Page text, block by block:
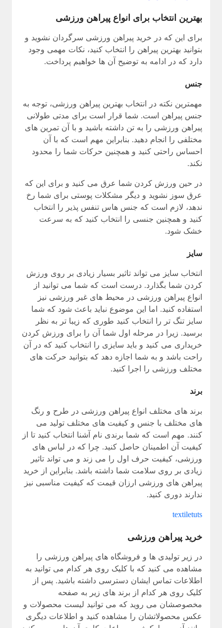
بهترین انتخاب برای انواع پیراهن ورزشی
برای این که در خرید پیراهن ورزشی سرگردان نشوید و
بتوانید بهترین پیراهن را انتخاب کنید، نکات مهمی وجود
دارد که در ادامه به توضیح آن ها خواهیم پرداخت.
جنس
مهمترین نکته در انتخاب بهترین پیراهن ورزشی، توجه به
جنس پیراهن است. شما قرار است برای مدتی طولانی
پیراهن ورزشی را به تن داشته باشید و با آن تمرین های
مختلفی را انجام دهید. بنابراین مهم است که با آن
احساس راحتی کنید و همچنین حرکات شما را محدود
نکند.
در حین ورزش کردن شما عرق می کنید و برای این که
عرق سوز نشوید و دیگر مشکلات پوستی برای شما رخ
ندهد، لازم است که جنس هاس تنفس پذیر را انتخاب
کنید و همچنین جنسی را انتخاب کنید که به سرعت
خشک شود.
سایز
انتخاب سایز می تواند تاثیر بسیار زیادی بر روی ورزش
کردن شما بگذارد. درست است که شما می توانید از
انواع پیراهن ورزشی در محیط های غیر ورزشی نیز
استفاده کنید. اما این موضوع نباید باعث شود که شما
سایز تنگ تر را انتخاب کنید طوری که زیبا تر به نظر
برسید. زیرا در مرحله اول شما آن را برای ورزش کردن
خریداری می کنید و باید سایزی را انتخاب کنید که در آن
راحت باشد و به شما اجازه دهد که بتوانید حرکت های
مختلف ورزشی را اجرا کنید.
برند
برند های مختلف انواع پیراهن ورزشی در طرح و رنگ
های مختلف با جنس و کیفیت های مختلف تولید می
کنند. مهم است که شما برندی نام آشنا انتخاب کنید تا از
کیفیت آن اطمینان حاصل کنید. چرا که در لباس های
ورزشی، کیفیت حرف اول را می زند و می تواند تاثیر
زیادی بر روی سلامت شما داشته باشد. بنابراین از خرید
پیراهن های ورزشی ارزان قیمت که کیفیت مناسبی نیز
ندارند دوری کنید.
textiletuts
خرید پیراهن ورزشی
در زیر تولیدی ها و فروشگاه های پیراهن ورزشی را
مشاهده می کنید که با کلیک روی هر کدام می توانید به
اطلاعات تماس ایشان دسترسی داشته باشید. پس از
کلیک روی هر کدام از برند های زیر به صفحه
مخصوصشان می روید که می توانید لیست محصولات و
عکس محصولاتشان را مشاهده کنید و اطلاعات دیگری